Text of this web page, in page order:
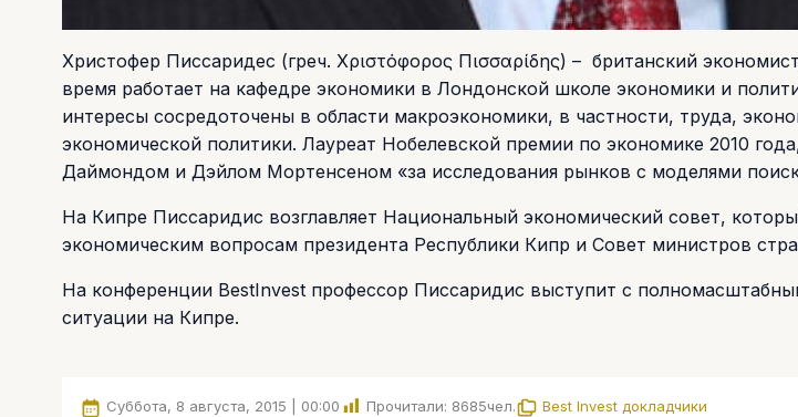
Христофер Писсаридес (греч. Χριστόφορος Πισσαρίδης) – британский
время работает на кафедре экономики в Лондонской школе экономики и
интересы сосредоточены в области макроэкономики, в частности, труда,
экономической политики. Лауреат Нобелевской премии по экономике 2010
Даймондом и Дэйлом Мортенсеном «за исследования рынков с моделями
На Кипре Писсаридис возглавляет Национальный экономический совет,
экономическим вопросам президента Республики Кипр и Совет министров
На конференции BestInvest профессор Писсаридис выступит с
ситуации на Кипре.
Суббота, 8 августа, 2015 | 00:00 Прочитали: 8685чел. Best Invest докладчики